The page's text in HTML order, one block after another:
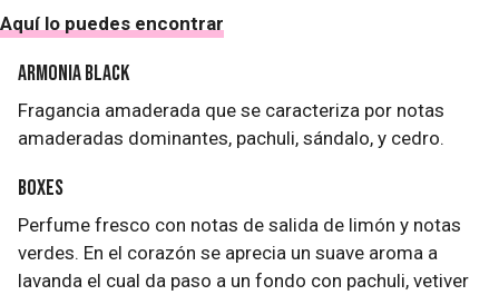
Aquí lo puedes encontrar
Armonia Black
Fragancia amaderada que se caracteriza por notas
amaderadas dominantes, pachuli, sándalo, y cedro.
Boxes
Perfume fresco con notas de salida de limón y notas
verdes. En el corazón se aprecia un suave aroma a
lavanda el cual da paso a un fondo con pachuli, vetiver